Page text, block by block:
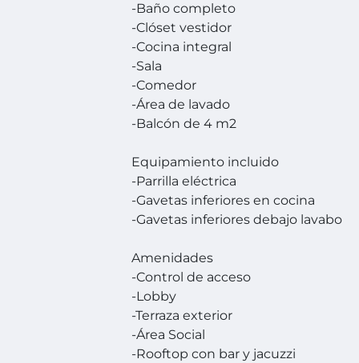
-Baño completo
-Clóset vestidor
-Cocina integral
-Sala
-Comedor
-Área de lavado
-Balcón de 4 m2
Equipamiento incluido
-Parrilla eléctrica
-Gavetas inferiores en cocina
-Gavetas inferiores debajo lavabo
Amenidades
-Control de acceso
-Lobby
-Terraza exterior
-Área Social
-Rooftop con bar y jacuzzi